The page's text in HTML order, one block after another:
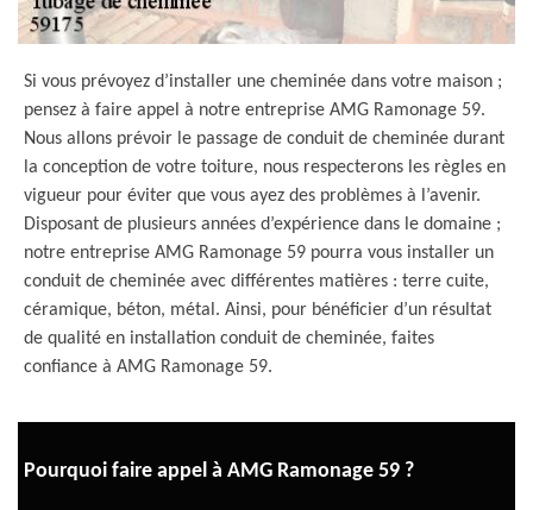
Si vous prévoyez d’installer une cheminée dans votre maison ;
pensez à faire appel à notre entreprise AMG Ramonage 59.
Nous allons prévoir le passage de conduit de cheminée durant
la conception de votre toiture, nous respecterons les règles en
vigueur pour éviter que vous ayez des problèmes à l’avenir.
Disposant de plusieurs années d’expérience dans le domaine ;
notre entreprise AMG Ramonage 59 pourra vous installer un
conduit de cheminée avec différentes matières : terre cuite,
céramique, béton, métal. Ainsi, pour bénéficier d’un résultat
de qualité en installation conduit de cheminée, faites
confiance à AMG Ramonage 59.
Pourquoi faire appel à AMG Ramonage 59 ?